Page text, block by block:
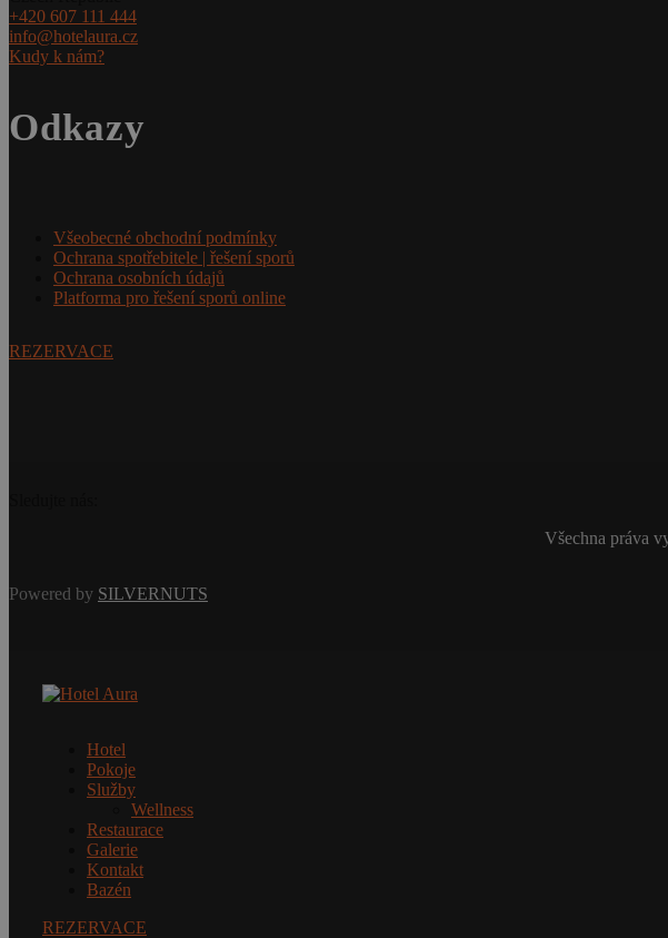
+420 607 111 444
info@hotelaura.cz
Kudy k nám?
Odkazy
Všeobecné obchodní podmínky
Ochrana spotřebitele | řešení sporů
Ochrana osobních údajů
Platforma pro řešení sporů online
REZERVACE
Všechna práva
Powered by SILVERNUTS
Hotel
Pokoje
Služby
Wellness
Restaurace
Galerie
Kontakt
Bazén
REZERVACE